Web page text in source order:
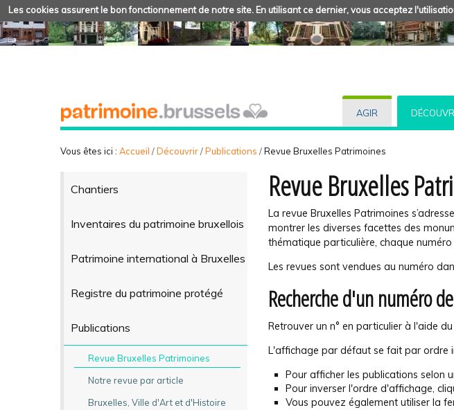
Les cookies assurent le bon fonctionnement de notre site. En utilisant ce dernier, vous acceptez
AGIR
Vous êtes ici : Accueil /Découvrir/Publications /Revue Bruxelles Patrimoines
Chantiers
Inventaires du patrimoine bruxellois
Patrimoine international à Bruxelles
Registre du patrimoine protégé
Publications
Revue Bruxelles Patrimoines
Notre revue par article
Bruxelles, Ville d'Art et d'Histoire
Revue Bruxelles
La revue Bruxelles Patrimoines
montrer les diverses facettes des
thématique particulière, chaque
Les revues sont vendues au numéro
Recherche d'un numéro
Retrouver un n° en particulier à l'aide
L'affichage par défaut se fait par ordre
Pour afficher les publications selon
Pour inverser l'ordre d'affichage,
Vous pouvez également utiliser la